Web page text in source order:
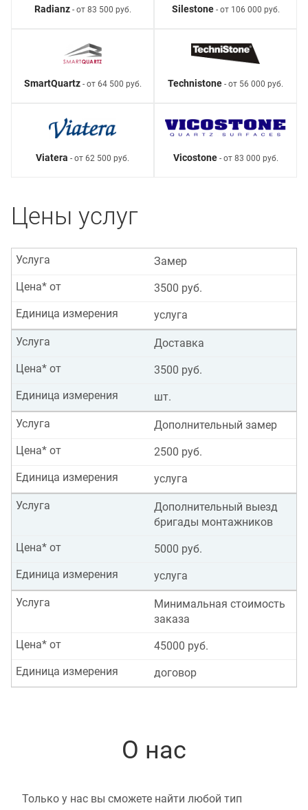
Radianz- от 83 500 руб. Silestone- от 106 000 руб.
SmartQuartz- от 64 500 руб. Technistone - от 56 000 руб.
Viatera - от 62 500 руб. Vicostone- от 83 000 руб.
Цены услуг
Замер
Услуга
3500 руб.
Цена* от
услуга
Единица измерения
Доставка
Услуга
3500 руб.
Цена* от
шт.
Единица измерения
Дополнительный замер
Услуга
2500 руб.
Цена* от
услуга
Единица измерения
Дополнительный выезд
бригады монтажников
Услуга
5000 руб.
Цена* от
услуга
Единица измерения
Минимальная стоимость
заказа
Услуга
45000 руб.
Цена* от
договор
Единица измерения
О нас
Только у нас вы сможете найти любой тип